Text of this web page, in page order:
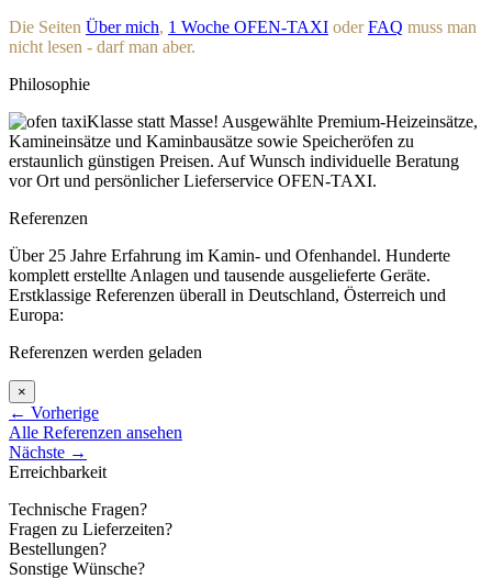
Die Seiten Über mich, 1 Woche OFEN-TAXI oderFAQ muss man
nicht lesen - darf man aber.
Philosophie
Klasse statt Masse! Ausgewählte Premium-Heizeinsätze,
Kamineinsätze und Kaminbausätze sowie Speicheröfen zu
erstaunlich günstigen Preisen. Auf Wunsch individuelle Beratung
vor Ort und persönlicher Lieferservice OFEN-TAXI.
Referenzen
Über 25 Jahre Erfahrung im Kamin- und Ofenhandel. Hunderte
komplett erstellte Anlagen und tausende ausgelieferte Geräte.
Erstklassige Referenzen überall in Deutschland, Österreich und
Europa:
Referenzen werden geladen
×
← Vorherige
Alle Referenzen ansehen
Nächste →
Erreichbarkeit
Technische Fragen?
Fragen zu Lieferzeiten?
Bestellungen?
Sonstige Wünsche?